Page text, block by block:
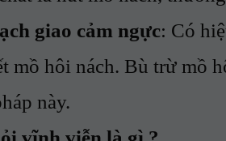
giao cảm ngực: Có
mồ hôi nách. Bù trừ mồ
này.